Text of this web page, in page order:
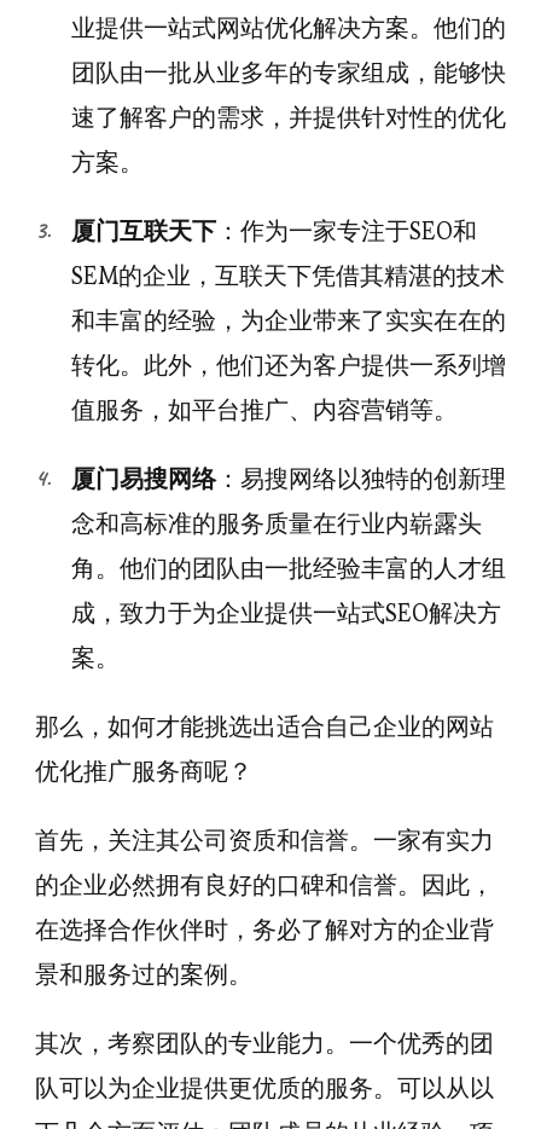
业提供一站式网站优化解决方案。他们的
团队由一批从业多年的专家组成，能够快
速了解客户的需求，并提供针对性的优化
方案。
厦门互联天下 ：作为一家专注于SEO和
SEM的企业，互联天下凭借其精湛的技术
和丰富的经验，为企业带来了实实在在的
转化。此外，他们还为客户提供一系列增
值服务，如平台推广、内容营销等。
厦门易搜网络：易搜网络以独特的创新理
念和高标准的服务质量在行业内崭露头
角。他们的团队由一批经验丰富的人才组
成，致力于为企业提供一站式SEO解决方
案。
那么，如何才能挑选出适合自己企业的网站
优化推广服务商呢？
首先，关注其公司资质和信誉。一家有实力
的企业必然拥有良好的口碑和信誉。因此，
在选择合作伙伴时，务必了解对方的企业背
景和服务过的案例。
其次，考察团队的专业能力。一个优秀的团
队可以为企业提供更优质的服务。可以从以